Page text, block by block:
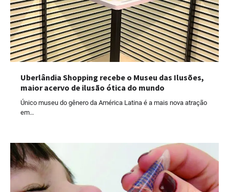
Uberlândia Shopping recebe o Museu das Ilusões,
maior acervo de ilusão ótica do mundo
Único museu do gênero da América Latina é a mais nova atração
em…